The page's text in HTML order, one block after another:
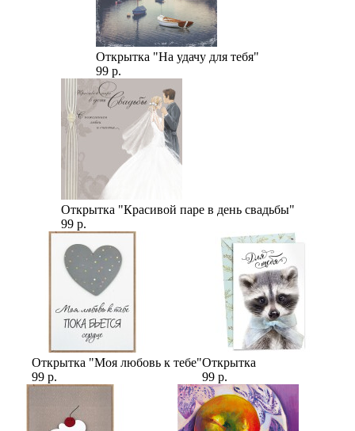
Открытка "На удачу для тебя"
99 р.
Открытка "Красивой паре в день свадьбы"
99 р.
Открытка "Моя любовь к тебе"
99 р.
Открытка
99 р.